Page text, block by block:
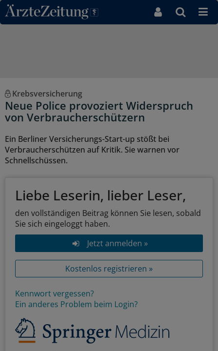
Direkt zum Inhaltsbereich
Krebsversicherung
Neue Police provoziert Widerspruch
von Verbraucherschützern
Ein Berliner Versicherungs-Start-up stößt bei
Verbraucherschützen auf Kritik. Sie warnen vor
Schnellschüssen.
Liebe Leserin, lieber Leser,
den vollständigen Beitrag können Sie lesen, sobald
Sie sich eingeloggt haben.
Jetzt anmelden »
Kostenlos registrieren »
Kennwort vergessen?
Ein anderes Problem beim Login?